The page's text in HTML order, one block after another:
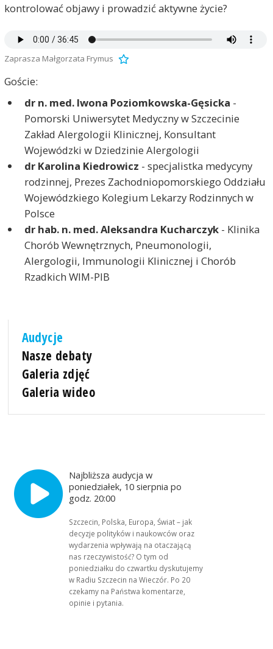
kontrolować objawy i prowadzić aktywne życie?
Zaprasza Małgorzata Frymus
Goście:
dr n. med. Iwona Poziomkowska-Gęsicka -
Pomorski Uniwersytet Medyczny w Szczecinie
Zakład Alergologii Klinicznej, Konsultant
Wojewódzki w Dziedzinie Alergologii
dr Karolina Kiedrowicz - specjalistka medycyny
rodzinnej, Prezes Zachodniopomorskiego Oddziału
Wojewódzkiego Kolegium Lekarzy Rodzinnych w
Polsce
dr hab. n. med. Aleksandra Kucharczyk- Klinika
Chorób Wewnętrznych, Pneumonologii,
Alergologii, Immunologii Klinicznej i Chorób
Rzadkich WIM-PIB
Audycje
Nasze debaty
Galeria zdjęć
Galeria wideo
Najbliższa audycja w
poniedziałek, 10 sierpnia po
godz. 20:00
Szczecin, Polska, Europa, Świat – jak
decyzje polityków i naukowców oraz
wydarzenia wpływają na otaczającą
nas rzeczywistość? O tym od
poniedziałku do czwartku dyskutujemy
w Radiu Szczecin na Wieczór. Po 20
czekamy na Państwa komentarze,
opinie i pytania.